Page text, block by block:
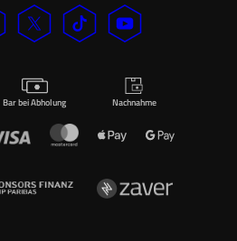
Bar bei Abholung Nachnahme